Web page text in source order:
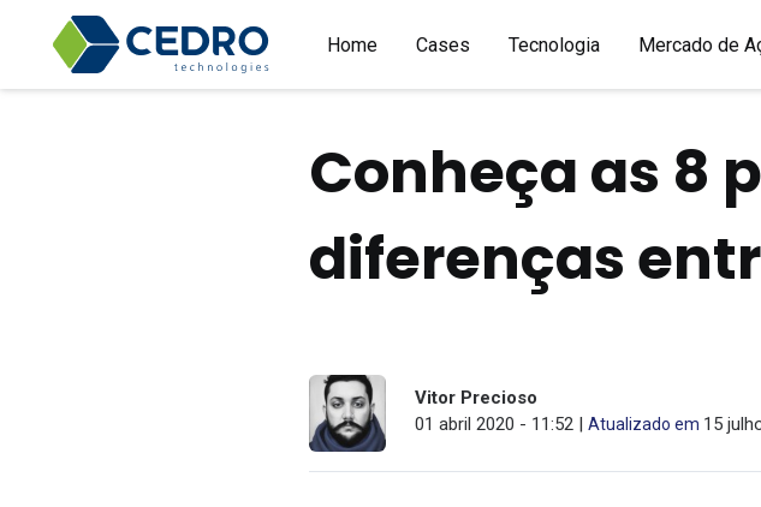
Home Cases Tecnologia Mercado de
Conheça as 8
diferenças
Vitor Precioso
01 abril 2020 - 11:52 |Atualizado em 15